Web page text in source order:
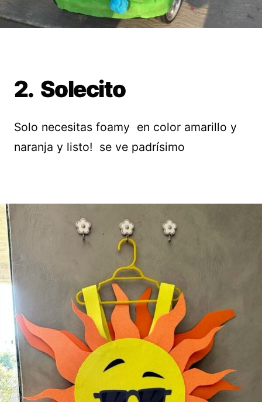
2. Solecito
Solo necesitas foamy en color amarillo y
naranja y listo! se ve padrísimo